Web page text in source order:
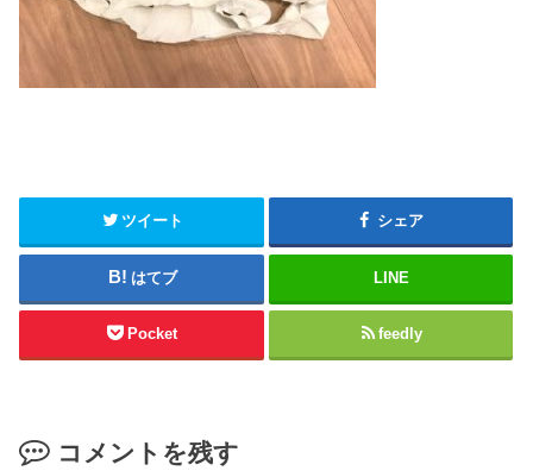
ツイート シェア
はてブ LINE
Pocket feedly
コメントを残す